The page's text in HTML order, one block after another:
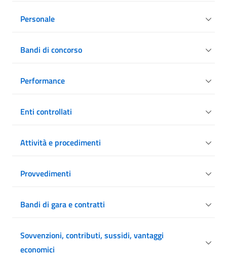
Personale
Bandi di concorso
Performance
Enti controllati
Attività e procedimenti
Provvedimenti
Bandi di gara e contratti
Sovvenzioni, contributi, sussidi, vantaggi
economici